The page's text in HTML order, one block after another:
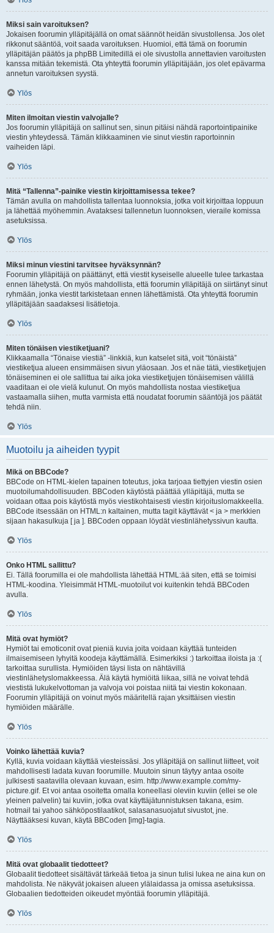
Miksi sain varoituksen?
Jokaisen foorumin ylläpitäjällä on omat säännöt heidän sivustollensa. Jos olet
rikkonut sääntöä, voit saada varoituksen. Huomioi, että tämä on foorumin
ylläpitäjän päätös ja phpBB Limitedillä ei ole sivustolla annettavien varoitusten
kanssa mitään tekemistä. Ota yhteyttä foorumin ylläpitäjään, jos olet epävarma
annetun varoituksen syystä.
Ylös
Miten ilmoitan viestin valvojalle?
Jos foorumin ylläpitäjä on sallinut sen, sinun pitäisi nähdä raportointipainike
viestin yhteydessä. Tämän klikkaaminen vie sinut viestin raportoinnin
vaiheiden läpi.
Ylös
Mitä “Tallenna”-painike viestin kirjoittamisessa tekee?
Tämän avulla on mahdollista tallentaa luonnoksia, jotka voit kirjoittaa loppuun
ja lähettää myöhemmin. Avataksesi tallennetun luonnoksen, vieraile komissa
asetuksissa.
Ylös
Miksi minun viestini tarvitsee hyväksynnän?
Foorumin ylläpitäjä on päättänyt, että viestit kyseiselle alueelle tulee tarkastaa
ennen lähetystä. On myös mahdollista, että foorumin ylläpitäjä on siirtänyt sinut
ryhmään, jonka viestit tarkistetaan ennen lähettämistä. Ota yhteyttä foorumin
ylläpitäjään saadaksesi lisätietoja.
Ylös
Miten tönäisen viestiketjuani?
Klikkaamalla “Tönaise viestiä” -linkkiä, kun katselet sitä, voit “tönäistä”
viestiketjua alueen ensimmäisen sivun yläosaan. Jos et näe tätä, viestiketjujen
tönäiseminen ei ole sallittua tai aika joka viestiketjujen tönäisemisen välillä
vaaditaan ei ole vielä kulunut. On myös mahdollista nostaa viestiketjua
vastaamalla siihen, mutta varmista että noudatat foorumin sääntöjä jos päätät
tehdä niin.
Ylös
Muotoilu ja aiheiden tyypit
Mikä on BBCode?
BBCode on HTML-kielen tapainen toteutus, joka tarjoaa tiettyjen viestin osien
muotoilumahdollisuuden. BBCoden käytöstä päättää ylläpitäjä, mutta se
voidaan ottaa pois käytöstä myös viestikohtaisesti viestin kirjoituslomakkeella.
BBCode itsessään on HTML:n kaltainen, mutta tagit käyttävät < ja > merkkien
sijaan hakasulkuja [ ja ]. BBCoden oppaan löydät viestinlähetyssivun kautta.
Ylös
Onko HTML sallittu?
Ei. Tällä foorumilla ei ole mahdollista lähettää HTML:ää siten, että se toimisi
HTML-koodina. Yleisimmät HTML-muotoilut voi kuitenkin tehdä BBCoden
avulla.
Ylös
Mitä ovat hymiöt?
Hymiöt tai emoticonit ovat pieniä kuvia joita voidaan käyttää tunteiden
ilmaisemiseen lyhyitä koodeja käyttämällä. Esimerkiksi :) tarkoittaa iloista ja :(
tarkoittaa surullista. Hymiöiden täysi lista on nähtävillä
viestinlähetyslomakkeessa. Älä käytä hymiöitä liikaa, sillä ne voivat tehdä
viestistä lukukelvottoman ja valvoja voi poistaa niitä tai viestin kokonaan.
Foorumin ylläpitäjä on voinut myös määritellä rajan yksittäisen viestin
hymiöiden määrälle.
Ylös
Voinko lähettää kuvia?
Kyllä, kuvia voidaan käyttää viesteissäsi. Jos ylläpitäjä on sallinut liitteet, voit
mahdollisesti ladata kuvan foorumille. Muutoin sinun täytyy antaa osoite
julkisesti saatavilla olevaan kuvaan, esim. http://www.example.com/my-
picture.gif. Et voi antaa osoitetta omalla koneellasi oleviin kuviin (ellei se ole
yleinen palvelin) tai kuviin, jotka ovat käyttäjätunnistuksen takana, esim.
hotmail tai yahoo sähköpostilaatikot, salasanasuojatut sivustot, jne.
Näyttääksesi kuvan, käytä BBCoden [img]-tagia.
Ylös
Mitä ovat globaalit tiedotteet?
Globaalit tiedotteet sisältävät tärkeää tietoa ja sinun tulisi lukea ne aina kun on
mahdolista. Ne näkyvät jokaisen alueen ylälaidassa ja omissa asetuksissa.
Globaalien tiedotteiden oikeudet myöntää foorumin ylläpitäjä.
Ylös